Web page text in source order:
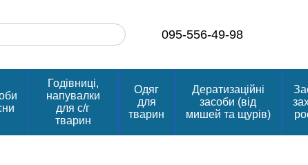
095-556-49-98
Годівниці,
напувалки
для с/г
тварин
Одяг
для
тварин
Дератизаційні
засоби (від
мишей та щурів)